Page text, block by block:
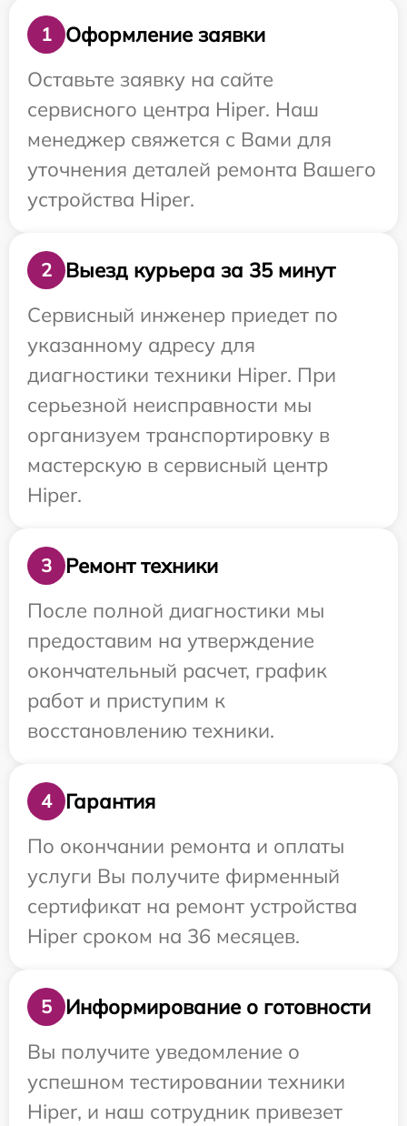
1
Оформление заявки
Оставьте заявку на сайте
сервисного центра Hiper. Наш
менеджер свяжется с Вами для
уточнения деталей ремонта Вашего
устройства Hiper.
2
Выезд курьера за 35 минут
Сервисный инженер приедет по
указанному адресу для
диагностики техники Hiper. При
серьезной неисправности мы
организуем транспортировку в
мастерскую в сервисный центр
Hiper.
3
Ремонт техники
После полной диагностики мы
предоставим на утверждение
окончательный расчет, график
работ и приступим к
восстановлению техники.
4
Гарантия
По окончании ремонта и оплаты
услуги Вы получите фирменный
сертификат на ремонт устройства
Hiper сроком на 36 месяцев.
5
Информирование о готовности
Вы получите уведомление о
успешном тестировании техники
Hiper, и наш сотрудник привезет